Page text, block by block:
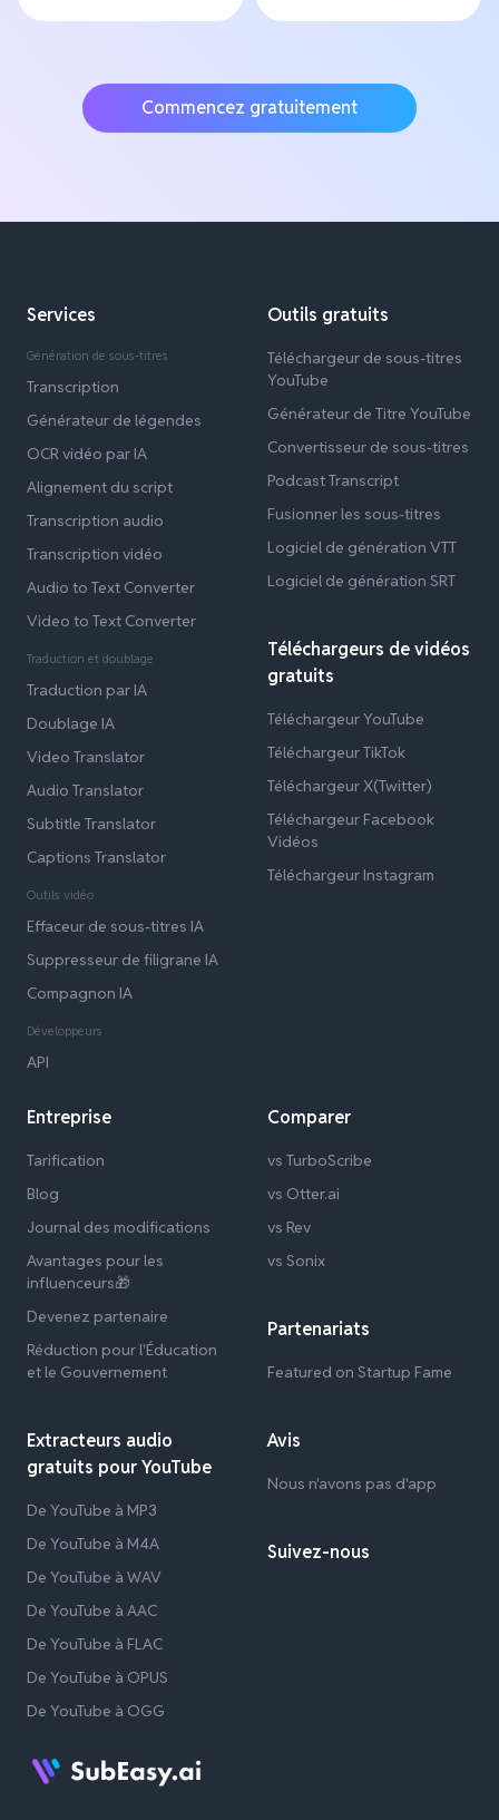
Commencez gratuitement
Services
Génération de sous-titres
Transcription
Générateur de légendes
OCR vidéo par IA
Alignement du script
Transcription audio
Transcription vidéo
Audio to Text Converter
Video to Text Converter
Traduction et doublage
Traduction par IA
Doublage IA
Video Translator
Audio Translator
Subtitle Translator
Captions Translator
Outils vidéo
Effaceur de sous-titres IA
Suppresseur de filigrane IA
Compagnon IA
Développeurs
API
Outils gratuits
Téléchargeur de sous-titres
YouTube
Générateur de Titre YouTube
Convertisseur de sous-titres
Podcast Transcript
Fusionner les sous-titres
Logiciel de génération VTT
Logiciel de génération SRT
Téléchargeurs de vidéos
gratuits
Téléchargeur YouTube
Téléchargeur TikTok
Téléchargeur X(Twitter)
Téléchargeur Facebook
Vidéos
Téléchargeur Instagram
Entreprise
Tarification
Blog
Journal des modifications
Avantages pour les
influenceurs🎁
Devenez partenaire
Réduction pour l'Éducation
et le Gouvernement
Extracteurs audio
gratuits pour YouTube
De YouTube à MP3
De YouTube à M4A
De YouTube à WAV
De YouTube à AAC
De YouTube à FLAC
De YouTube à OPUS
De YouTube à OGG
Comparer
vs TurboScribe
vs Otter.ai
vs Rev
vs Sonix
Partenariats
Featured on Startup Fame
Avis
Nous n'avons pas d'app
Suivez-nous